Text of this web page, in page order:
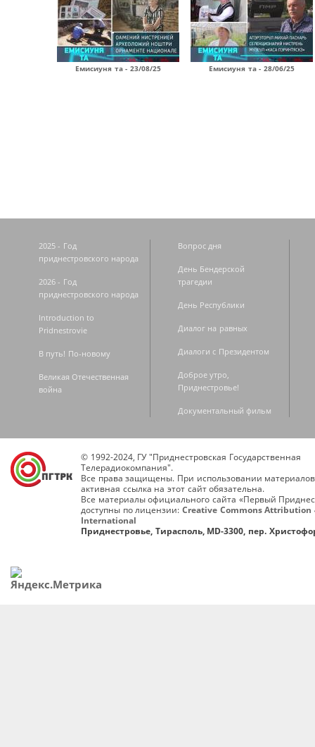
Емисиуня та - 23/08/25 Емисиуня та - 28/06/25
2025 - Год
приднестровского народа
2026 - Год
приднестровского народа
Introduction to
Pridnestrovie
В путь! По-новому
Великая Отечественная
война
Вопрос дня
День Бендерской
трагедии
День Республики
Диалог на равных
Диалоги с Президентом
Доброе утро,
Приднестровье!
Документальный фильм
© 1992-2024, ГУ "Приднестровская Государственная
Телерадиокомпания".
Все права защищены. При использовании
активная ссылка на этот сайт обязательна.
Все материалы официального сайта «Первый
доступны по лицензии: Creative Commons Attribution
International
Приднестровье, Тирасполь, MD-3300, пер.